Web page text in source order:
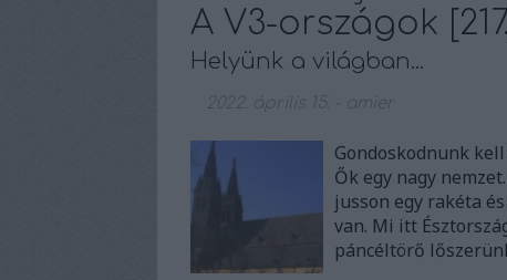
A V3-országok [217.]
Helyünk a világban...
2022. április 15. amier
Gondoskodnunk
Ők egy nagy
jusson egy rakéta
van. Mi itt
páncéltörő